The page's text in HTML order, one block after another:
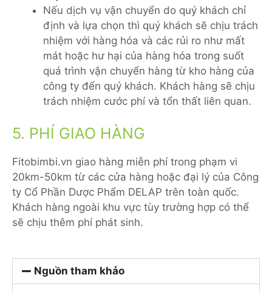
Nếu dịch vụ vận chuyển do quý khách chỉ
định và lựa chọn thì quý khách sẽ chịu trách
nhiệm với hàng hóa và các rủi ro như mất
mát hoặc hư hại của hàng hóa trong suốt
quá trình vận chuyển hàng từ kho hàng của
công ty đến quý khách. Khách hàng sẽ chịu
trách nhiệm cước phí và tổn thất liên quan.
5. PHÍ GIAO HÀNG
Fitobimbi.vn giao hàng miễn phí trong phạm vi
20km-50km từ các cửa hàng hoặc đại lý của Công
ty Cổ Phần Dược Phẩm DELAP trên toàn quốc.
Khách hàng ngoài khu vực tùy trường hợp có thể
sẽ chịu thêm phí phát sinh.
Nguồn tham khảo